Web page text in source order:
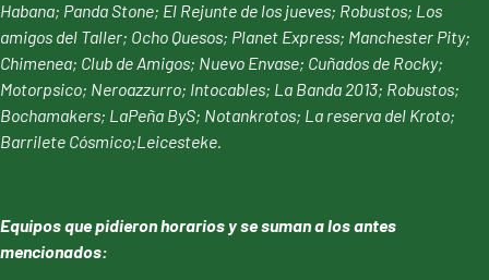
Habana; Panda Stone; El Rejunte de los jueves; Robustos; Los
amigos del Taller; Ocho Quesos; Planet Express; Manchester Pity;
Chimenea; Club de Amigos; Nuevo Envase; Cuñados de Rocky;
Motorpsico; Neroazzurro; Intocables; La Banda 2013; Robustos;
Bochamakers; LaPeña ByS; Notankrotos; La reserva del Kroto;
Barrilete Cósmico;Leicesteke.
Equipos que pidieron horarios y se suman a los antes
mencionados: